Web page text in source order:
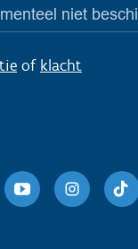
niet
of klacht
LinkedinYoutube